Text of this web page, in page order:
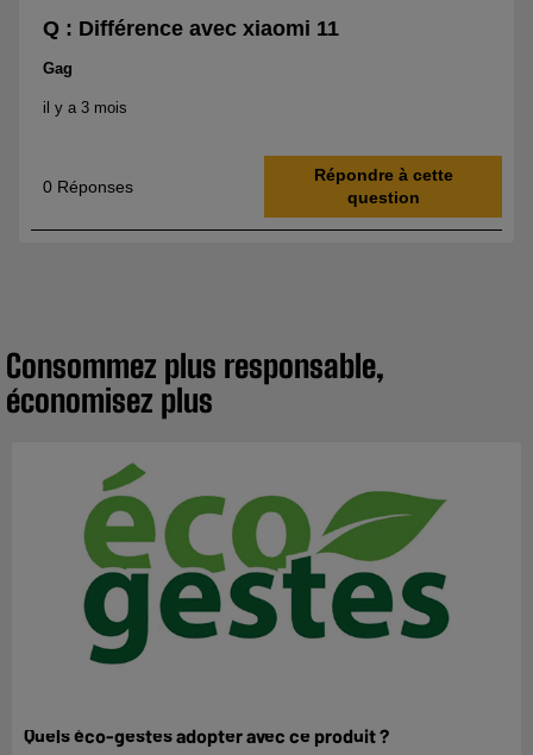
Consommez plus responsable,
économisez plus
Quels éco-gestes adopter avec ce produit ?